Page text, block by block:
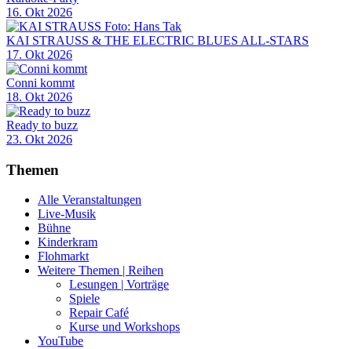
16. Okt 2026
KAI STRAUSS & THE ELECTRIC BLUES ALL-STARS
17. Okt 2026
Conni kommt
18. Okt 2026
Ready to buzz
23. Okt 2026
Themen
Alle Veranstaltungen
Live-Musik
Bühne
Kinderkram
Flohmarkt
Weitere Themen | Reihen
Lesungen | Vorträge
Spiele
Repair Café
Kurse und Workshops
YouTube